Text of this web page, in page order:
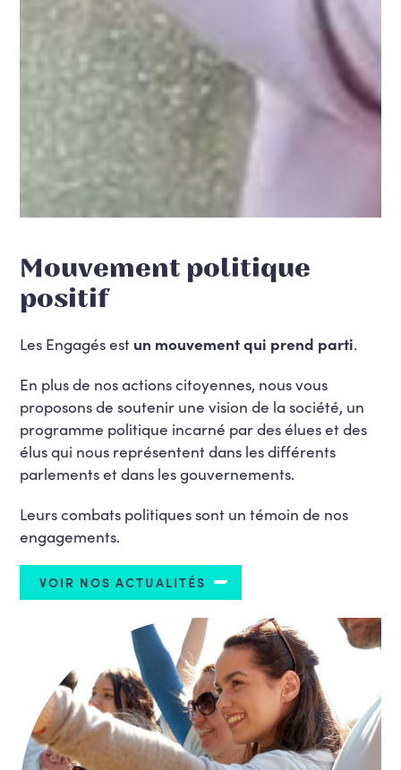
Mouvement politique
positif
Les Engagés est un mouvement qui prend parti.
En plus de nos actions citoyennes, nous vous
proposons de soutenir une vision de la société, un
programme politique incarné par des élues et des
élus qui nous représentent dans les différents
parlements et dans les gouvernements.
Leurs combats politiques sont un témoin de nos
engagements.
VOIR NOS ACTUALITÉS